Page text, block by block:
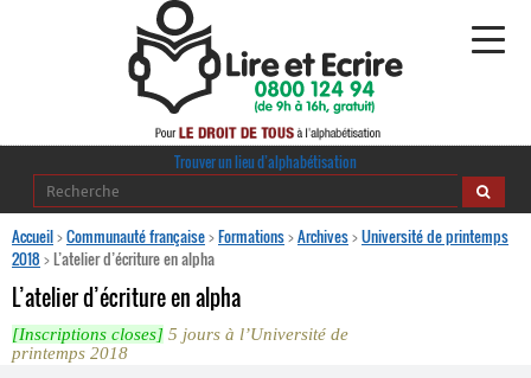
Alphabétisation
journaldelalpha.be
Trouver un lieu d’alphabétisation
Accueil>Communauté française>Formations>Archives>Université de printemps
2018 >L’atelier d’écriture en alpha
L’atelier d’écriture en alpha
[Inscriptions closes] 5 jours à l’Université de
printemps 2018